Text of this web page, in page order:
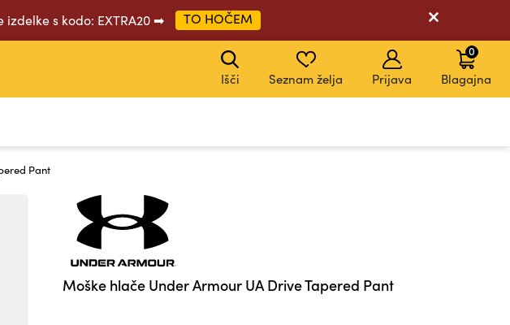
s kodo: EXTRA20 ➡ TO HOČEM
Išči Seznam želja Prijava Blagajna
0
Pant
Moške hlače Under Armour UA Drive Tapered Pant